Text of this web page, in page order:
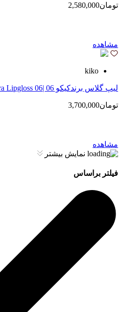
تومان2,580,000
مشاهده
kiko
لیپ گلاس‌ برندکیکو 06 |kikoMilano3D Hydra Lipgloss 06
تومان3,700,000
مشاهده
نمایش بیشتر
فیلتر براساس